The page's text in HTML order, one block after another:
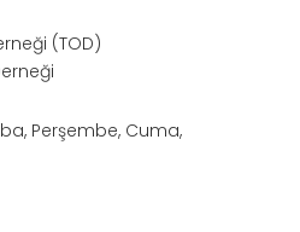
(TOD)
Perşembe, Cuma,